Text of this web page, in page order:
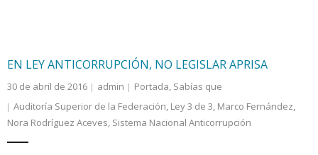
EN LEY ANTICORRUPCIÓN, NO LEGISLAR APRISA
30 de abril de 2016 admin Portada, Sabías que
Auditoría Superior de la Federación, Ley 3 de 3, Marco Fernández,
Nora Rodríguez Aceves, Sistema Nacional Anticorrupción